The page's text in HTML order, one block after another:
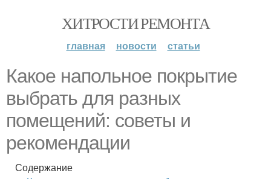
ХИТРОСТИ РЕМОНТА
главная новости статьи
Какое напольное покрытие
выбрать для разных
помещений: советы и
рекомендации
Содержание